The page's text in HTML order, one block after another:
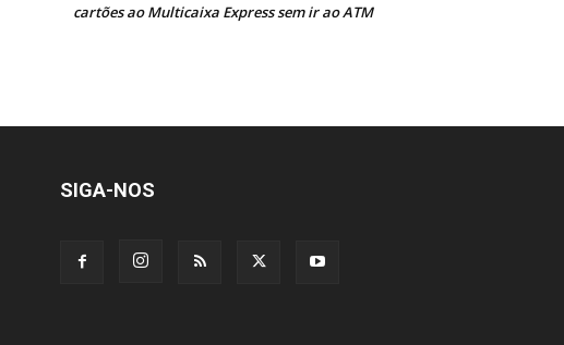
cartões ao Multicaixa Express sem ir ao ATM
SIGA-NOS